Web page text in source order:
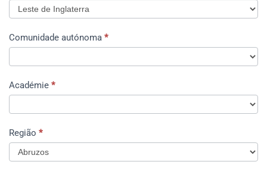
Reino
Unido
Comunidade autónoma *
Académie *
Região *